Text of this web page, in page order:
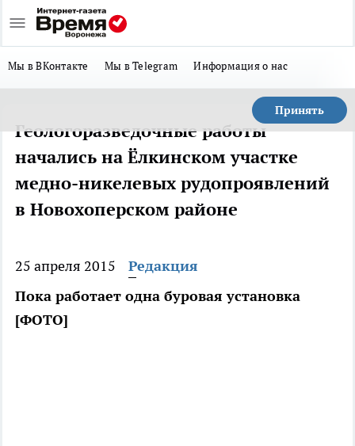
Мы в ВКонтакте Мы в Telegram Информация о нас
Принять
Геологоразведочные работы
начались на Ёлкинском участке
медно-никелевых рудопроявлений
в Новохоперском районе
25 апреля 2015
Редакция
Пока работает одна буровая установка
[ФОТО]